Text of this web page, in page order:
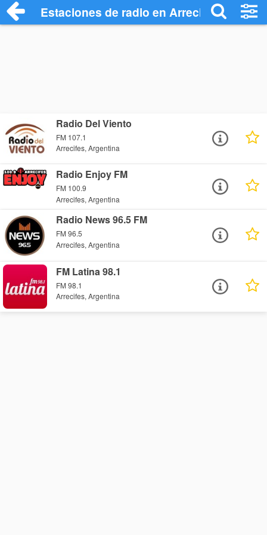
Estaciones de radio en Arrecifes -
Radio Del Viento
FM 107.1
Arrecifes, Argentina
Radio Enjoy FM
FM 100.9
Arrecifes, Argentina
Radio News 96.5 FM
FM 96.5
Arrecifes, Argentina
FM Latina 98.1
FM 98.1
Arrecifes, Argentina